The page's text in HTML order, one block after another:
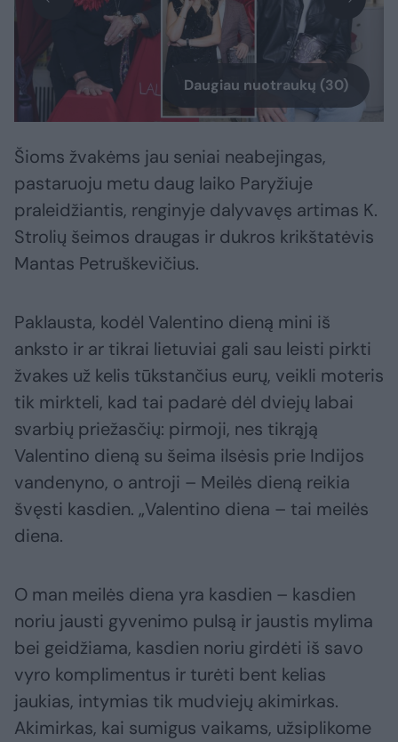
Daugiau nuotraukų (30)
Šioms žvakėms jau seniai neabejingas,
pastaruoju metu daug laiko Paryžiuje
praleidžiantis, renginyje dalyvavęs artimas K.
Strolių šeimos draugas ir dukros krikštatėvis
Mantas Petruškevičius.
Paklausta, kodėl Valentino dieną mini iš
anksto ir ar tikrai lietuviai gali sau leisti pirkti
žvakes už kelis tūkstančius eurų, veikli moteris
tik mirkteli, kad tai padarė dėl dviejų labai
svarbių priežasčių: pirmoji, nes tikrąją
Valentino dieną su šeima ilsėsis prie Indijos
vandenyno, o antroji – Meilės dieną reikia
švęsti kasdien. „Valentino diena – tai meilės
diena.
O man meilės diena yra kasdien – kasdien
noriu jausti gyvenimo pulsą ir jaustis mylima
bei geidžiama, kasdien noriu girdėti iš savo
vyro komplimentus ir turėti bent kelias
jaukias, intymias tik mudviejų akimirkas.
Akimirkas, kai sumigus vaikams, užsiplikome